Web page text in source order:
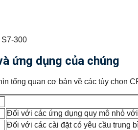
S7-300
ứng dụng của chúng
tổng quan cơ bản về các tùy chọn
Đối với các ứng dụng quy mô nhỏ
Đối với các cài đặt có yêu cầu trung